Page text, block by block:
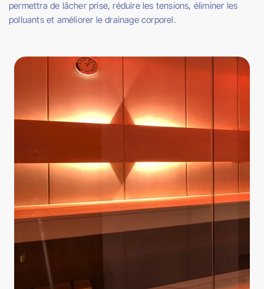
permettra de lâcher prise, réduire les tensions, éliminer les
polluants et améliorer le drainage corporel.